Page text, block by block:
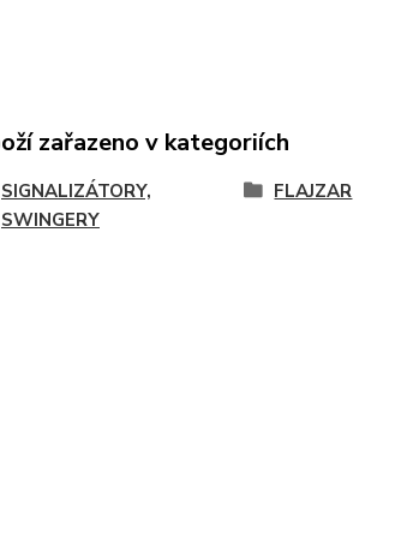
zařazeno v kategoriích
SIGNALIZÁTORY,
SWINGERY
FLAJZAR